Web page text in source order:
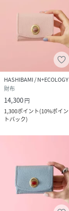
<天然石の意味
●ピカソストー
る石
●ストロベリー
●ピンクアゲー
HASHIBAMI / N+ECOLOGY
財布
14,300円
1,300ポイント(10%ポイン
トバック)